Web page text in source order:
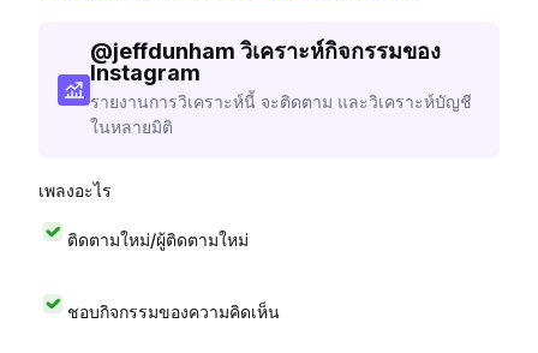
@jeffdunham วิเคราะห์กิจกรรมของ
Instagram
รายงานการวิเคราะห์นี้ จะติดตาม และวิเคราะห์บัญชี
ในหลายมิติ
เพลงอะไร
ติดตามใหม่/ผู้ติดตามใหม่
ชอบกิจกรรมของความคิดเห็น